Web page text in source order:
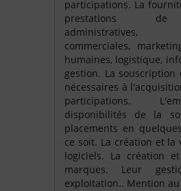
participations. La
prestations de
administratives,
commerciales,
humaines, logistique,
gestion. La souscription
nécessaires à
participations.
disponibilités de la
placements en
ce soit. La création et la
logiciels. La création
marques. Leur
exploitation.. Mention au